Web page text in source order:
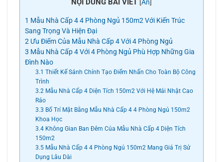
NỘI DUNG BÀI VIẾT [Ẩn]
1 Mẫu Nhà Cấp 4 4 Phòng Ngủ 150m2 Với Kiến Trúc
Sang Trọng Và Hiện Đại
2 Ưu Điểm Của Mẫu Nhà Cấp 4 Với 4 Phòng Ngủ
3 Mẫu Nhà Cấp 4 Với 4 Phòng Ngủ Phù Hợp Những Gia
Đình Nào
3.1 Thiết Kế Sảnh Chính Tạo Điểm Nhấn Cho Toàn Bộ Công
Trình
3.2Mẫu Nhà Cấp 4 Diện Tích 150m2 Với Hệ Mái Nhật Cao
Ráo
3.3 Bố Trí Mặt Bằng Mẫu Nhà Cấp 4 4 Phòng Ngủ 150m2
Khoa Học
3.4Không Gian Ban Đêm Của Mẫu Nhà Cấp 4 Diện Tích
150m2
3.5Mẫu Nhà Cấp 4 4 Phòng Ngủ 150m2 Mang Giá Trị Sử
Dụng Lâu Dài